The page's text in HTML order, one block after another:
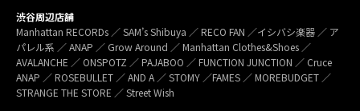
渋谷周辺店舗
Manhattan RECORDs ／ SAM’s Shibuya ／ RECO FAN ／イシバシ楽器 ／ ア
パレル系 ／ ANAP ／ Grow Around ／ Manhattan Clothes&Shoes ／
AVALANCHE ／ ONSPOTZ ／ PAJABOO ／ FUNCTION JUNCTION ／ Cruce
ANAP ／ ROSEBULLET ／ AND A ／ STOMY ／FAMES ／ MOREBUDGET ／
STRANGE THE STORE ／ Street Wish